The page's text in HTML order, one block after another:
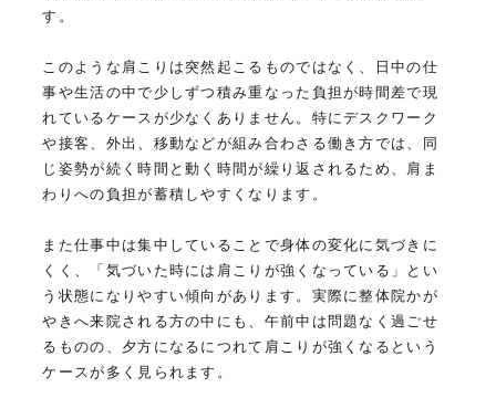
す。
このような肩こりは突然起こるものではなく、日中の仕
事や生活の中で少しずつ積み重なった負担が時間差で現
れているケースが少なくありません。特にデスクワーク
や接客、外出、移動などが組み合わさる働き方では、同
じ姿勢が続く時間と動く時間が繰り返されるため、肩ま
わりへの負担が蓄積しやすくなります。
また仕事中は集中していることで身体の変化に気づきに
くく、「気づいた時には肩こりが強くなっている」とい
う状態になりやすい傾向があります。実際に整体院かが
やきへ来院される方の中にも、午前中は問題なく過ごせ
るものの、夕方になるにつれて肩こりが強くなるという
ケースが多く見られます。